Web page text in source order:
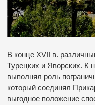
В конце XVII в.
Турецких и Яворских. К
выполнял роль
который соединял
выгодное положение